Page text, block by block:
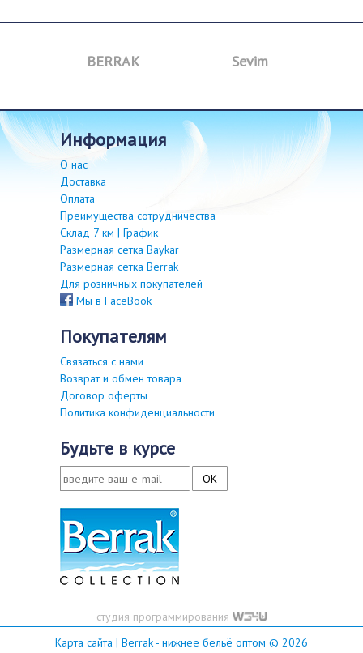
BERRAK Sevim
информация
О нас
Доставка
Оплата
Преимущества сотрудничества
Склад 7 км | График
Размерная сетка Baykar
Размерная сетка Berrak
Для розничных покупателей
Мы в FaceBook
покупателям
Связаться с нами
Возврат и обмен товара
Договор оферты
Политика конфиденциальности
будьте в курсе
студия программирования
Карта сайта | Berrak - нижнее бельё оптом © 2026